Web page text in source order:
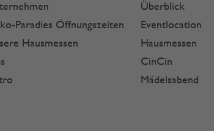
Paradies Öffnungszeiten
Hausmessen
Überblick
Eventlocation
Hausmessen
CinCin
Mädelsabend